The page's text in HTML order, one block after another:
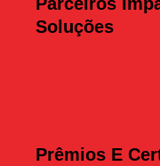
Soluções
Prêmios E